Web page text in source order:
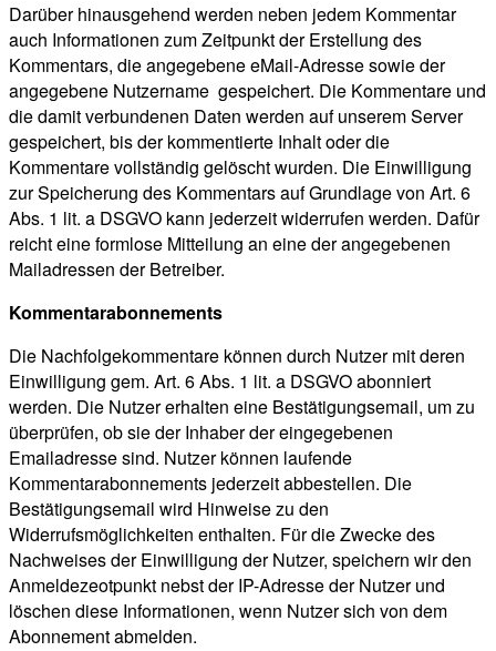
Darüber hinausgehend werden neben jedem Kommentar
auch Informationen zum Zeitpunkt der Erstellung des
Kommentars, die angegebene eMail-Adresse sowie der
angegebene Nutzername gespeichert. Die Kommentare und
die damit verbundenen Daten werden auf unserem Server
gespeichert, bis der kommentierte Inhalt oder die
Kommentare vollständig gelöscht wurden. Die Einwilligung
zur Speicherung des Kommentars auf Grundlage von Art. 6
Abs. 1 lit. a DSGVO kann jederzeit widerrufen werden. Dafür
reicht eine formlose Mitteilung an eine der angegebenen
Mailadressen der Betreiber.
Kommentarabonnements
Die Nachfolgekommentare können durch Nutzer mit deren
Einwilligung gem. Art. 6 Abs. 1 lit. a DSGVO abonniert
werden. Die Nutzer erhalten eine Bestätigungsemail, um zu
überprüfen, ob sie der Inhaber der eingegebenen
Emailadresse sind. Nutzer können laufende
Kommentarabonnements jederzeit abbestellen. Die
Bestätigungsemail wird Hinweise zu den
Widerrufsmöglichkeiten enthalten. Für die Zwecke des
Nachweises der Einwilligung der Nutzer, speichern wir den
Anmeldezeotpunkt nebst der IP-Adresse der Nutzer und
löschen diese Informationen, wenn Nutzer sich von dem
Abonnement abmelden.